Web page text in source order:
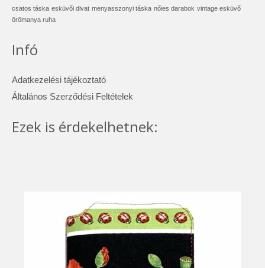
csatos táska esküvői divat menyasszonyi táska nőies darabok vintage esküvő
örömanya ruha
Infó
Adatkezelési tájékoztató
Általános Szerződési Feltételek
Ezek is érdekelhetnek: